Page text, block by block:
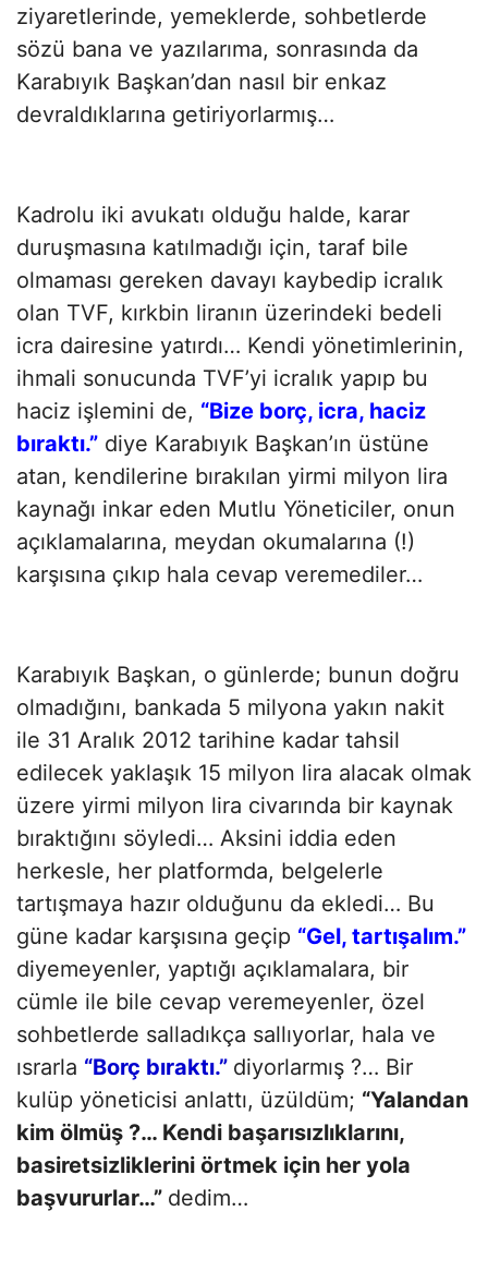
ziyaretlerinde, yemeklerde, sohbetlerde
sözü bana ve yazılarıma, sonrasında da
Karabıyık Başkan’dan nasıl bir enkaz
devraldıklarına getiriyorlarmış…
Kadrolu iki avukatı olduğu halde, karar
duruşmasına katılmadığı için, taraf bile
olmaması gereken davayı kaybedip icralık
olan TVF, kırkbin liranın üzerindeki bedeli
icra dairesine yatırdı… Kendi yönetimlerinin,
ihmali sonucunda TVF’yi icralık yapıp bu
haciz işlemini de, “Bize borç, icra, haciz
bıraktı.” diye Karabıyık Başkan’ın üstüne
atan, kendilerine bırakılan yirmi milyon lira
kaynağı inkar eden Mutlu Yöneticiler, onun
açıklamalarına, meydan okumalarına (!)
karşısına çıkıp hala cevap veremediler…
Karabıyık Başkan, o günlerde; bunun doğru
olmadığını, bankada 5 milyona yakın nakit
ile 31 Aralık 2012 tarihine kadar tahsil
edilecek yaklaşık 15 milyon lira alacak olmak
üzere yirmi milyon lira civarında bir kaynak
bıraktığını söyledi… Aksini iddia eden
herkesle, her platformda, belgelerle
tartışmaya hazır olduğunu da ekledi… Bu
güne kadar karşısına geçip “Gel, tartışalım.”
diyemeyenler, yaptığı açıklamalara, bir
cümle ile bile cevap veremeyenler, özel
sohbetlerde salladıkça sallıyorlar, hala ve
ısrarla “Borç bıraktı.” diyorlarmış ?… Bir
kulüp yöneticisi anlattı, üzüldüm; “Yalandan
kim ölmüş ?… Kendi başarısızlıklarını,
basiretsizliklerini örtmek için her yola
başvururlar…” dedim…